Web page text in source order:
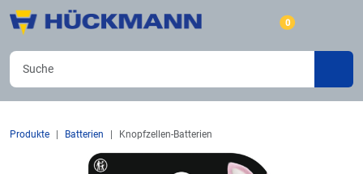
0
Produkte Batterien Knopfzellen-Batterien